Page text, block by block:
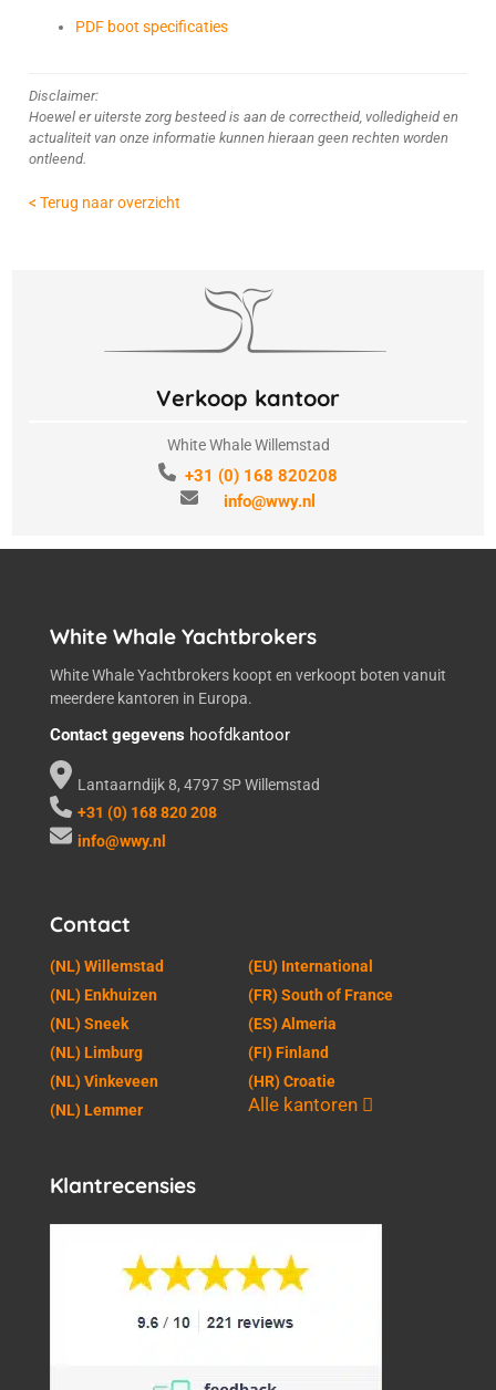
PDF boot specificaties
Disclaimer:
Hoewel er uiterste zorg besteed is aan de correctheid, volledigheid en
actualiteit van onze informatie kunnen hieraan geen rechten worden
ontleend.
< Terug naar overzicht
Verkoop kantoor
White Whale Willemstad
+31 (0) 168 820208
info@wwy.nl
White Whale Yachtbrokers
White Whale Yachtbrokers koopt en verkoopt boten vanuit
meerdere kantoren in Europa.
Contact gegevens hoofdkantoor
Lantaarndijk 8, 4797 SP Willemstad
+31 (0) 168 820 208
info@wwy.nl
Contact
(NL) Willemstad
(NL) Enkhuizen
(NL) Sneek
(NL) Limburg
(NL) Vinkeveen
(NL) Lemmer
(EU) International
(FR) South of France
(ES) Almeria
(FI) Finland
(HR) Croatie
Alle kantoren
Klantrecensies